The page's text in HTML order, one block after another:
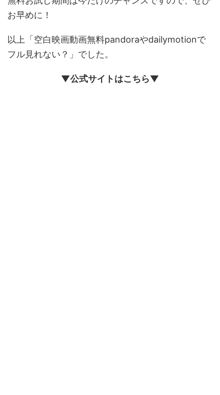
お早めに！
以上「空白映画動画無料pandoraやdailymotionで
フル見れない？」でした。
▼公式サイトはこちら▼